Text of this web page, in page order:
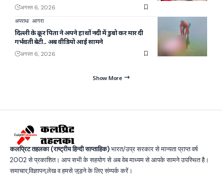
अगस्त 6, 2026
अपराध आगरा
दिल्ली के क्रूर पिता ने अपने हाथों नदी में डुबो कर मार दी
गर्भवती बेटी.. अब वीडियो आई सामने
अगस्त 6, 2026
Show More
कलप्रिट तहलका (राष्ट्रीय हिन्दी साप्ताहिक)भारत/उप्र सरकार से मान्यता प्राप्त वर्ष
2002 से प्रकाशित। आप सभी के सहयोग से अब वेब माध्यम से आपके सामने उपस्थित है।
समाचार,विज्ञापन,लेख व हमसे जुड़ने के लिए संम्पर्क करें।